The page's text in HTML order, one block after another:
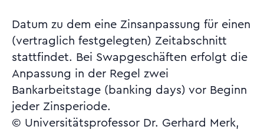
Datum zu dem eine Zinsanpassung für einen
(vertraglich festgelegten) Zeitabschnitt
stattfindet. Bei Swapgeschäften erfolgt die
Anpassung in der Regel zwei
Bankarbeitstage (banking days) vor Beginn
jeder Zinsperiode.
© Universitätsprofessor Dr. Gerhard Merk,